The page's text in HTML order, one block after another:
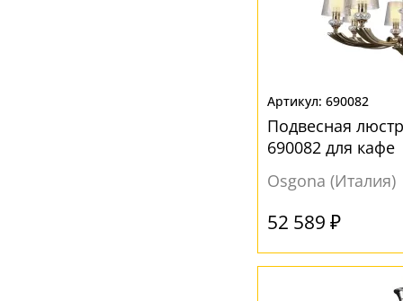
690082
Подвесная
690082 для кафе
Osgona (Италия)
52 589 ₽